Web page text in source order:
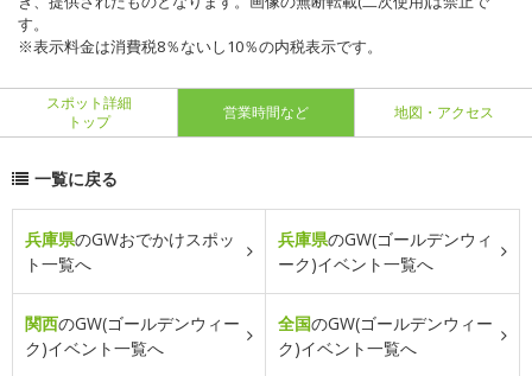
す。
※表示料金は消費税8％ないし10％の内税表示です。
スポット詳細
トップ
営業時間など 地図・アクセス
一覧に戻る
兵庫県のGWおでかけスポッ
ト一覧へ
兵庫県のGW(ゴールデンウィ
ーク)イベント一覧へ
関西のGW(ゴールデンウィー
ク)イベント一覧へ
全国のGW(ゴールデンウィー
ク)イベント一覧へ